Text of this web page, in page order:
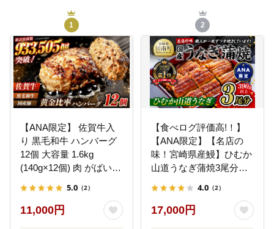
1
【ANA限定】 佐賀牛入
り 黒毛和牛 ハンバーグ
12個 大容量 1.6kg
(140g×12個) 肉 がばいば
肉産業[FBX005]
5.0 （2）
11,000円
2
【食べログ評価高!！】
【ANA限定】【名店の
味！宮崎県産鰻】ひむか
山道うなぎ蒲焼3尾分
ぎ ウナギ 鰻 】 [B08411]
4.0 （2）
17,000円